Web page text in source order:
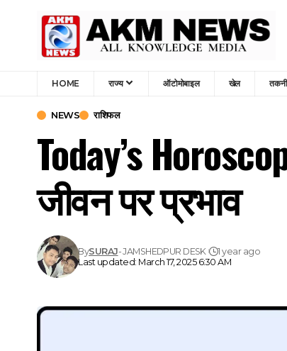
HOME राज्य ऑटोमोबाइल खेल
NEWS राशिफल
Today’s
जीवन पर प्रभाव
Last updated: March 17, 2025 6:30 AM
BySURAJ- JAMSHEDPUR DESK 1 year ago